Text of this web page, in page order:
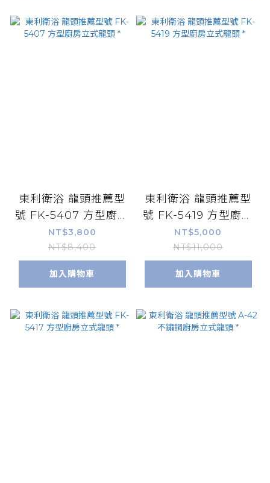
東利衛浴 龍頭推薦型
號 FK-5407 方型廚房
立式龍頭 *
NT$3,800
NT$8,400
加入購物車
東利衛浴 龍頭推薦型
號 FK-5419 方型廚房
立式龍頭 *
NT$5,000
NT$11,000
加入購物車